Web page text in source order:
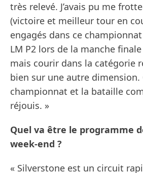
très relevé. J’avais pu me
(victoire et meilleur tour en
engagés dans ce championnat
LM P2 lors de la manche
mais courir dans la catégorie
bien sur une autre dimension.
championnat et la bataille
réjouis. »
Quel va être le programme
week-end ?
« Silverstone est un circuit